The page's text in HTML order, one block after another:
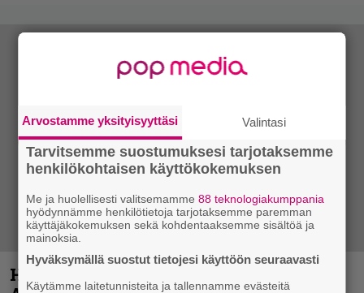
Hellsinki Metal Festival kuvina, osa 1 –
Arvostamme yksityisyyttäsi Valintasi
Tarvitsemme suostumuksesi tarjotaksemme
henkilökohtaisen käyttökokemuksen
Me ja huolellisesti valitsemamme88 teknologiakumppania
hyödynnämme henkilötietoja tarjotaksemme paremman
käyttäjäkokemuksen sekä kohdentaaksemme sisältöä ja
mainoksia.
Hyväksymällä suostut tietojesi käyttöön seuraavasti
Käytämme laitetunnisteita ja tallennamme evästeitä